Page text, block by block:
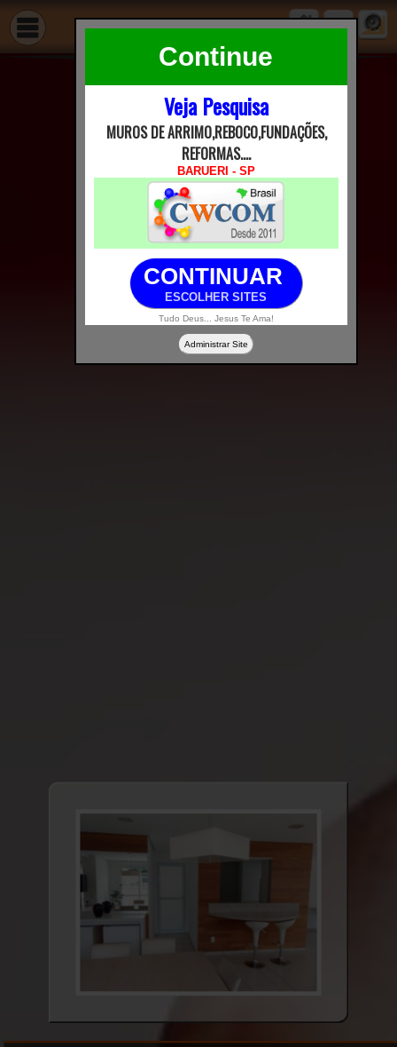
Continue
Veja Pesquisa
MUROS DE ARRIMO,REBOCO,FUNDAÇÕES,
REFORMAS....
BARUERI - SP
CONTINUAR
ESCOLHER SITES
Tudo Deus... Jesus Te Ama!
Administrar Site